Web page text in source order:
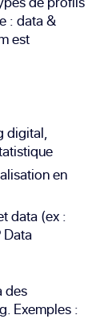
: data &
est
digital,
en
data (ex :
Data
des
Exemples :